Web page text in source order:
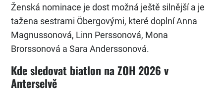
Ženská nominace je dost možná ještě silnější a je
tažena sestrami Öbergovými, které doplní Anna
Magnussonová, Linn Perssonová, Mona
Brorssonová a Sara Anderssonová.
Kde sledovat biatlon na ZOH 2026 v
Anterselvě